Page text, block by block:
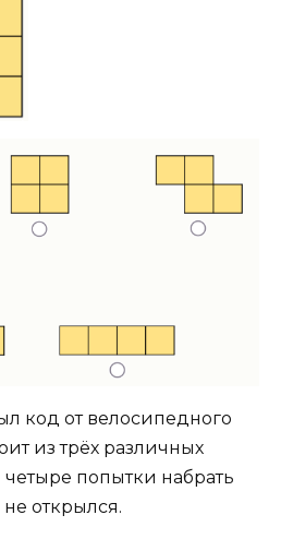
код от велосипедного
из трёх различных
попытки набрать
открылся.